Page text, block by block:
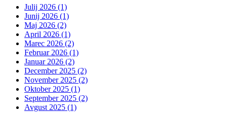
Julij 2026 (1)
Junij 2026 (1)
Maj 2026 (2)
April 2026 (1)
Marec 2026 (2)
Februar 2026 (1)
Januar 2026 (2)
December 2025 (2)
November 2025 (2)
Oktober 2025 (1)
September 2025 (2)
Avgust 2025 (1)